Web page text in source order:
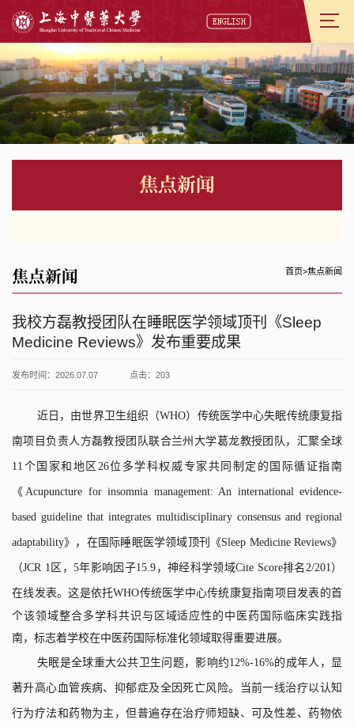
焦点新闻
焦点新闻 首页>焦点新闻
我校方磊教授团队在睡眠医学领域顶刊《Sleep
Medicine Reviews》发布重要成果
发布时间：2026.07.07 点击： 203
近日，由世界卫生组织（WHO）传统医学中心失眠传统康复指
南项目负责人方磊教授团队联合兰州大学葛龙教授团队，汇聚全球
11 个国家和地区 26位多学科权威专家共同制定的国际循证指南
《Acupuncture for insomnia management: An international evidence-
based guideline that integrates multidisciplinary consensus and regional
adaptability》，在国际睡眠医学领域顶刊《Sleep Medicine Reviews》
（JCR 1 区， 5年影响因子15.9 ，神经科学领域Cite Score排名 2/201）
在线发表。这是依托WHO传统医学中心传统康复指南项目发表的首
个该领域整合多学科共识与区域适应性的中医药国际临床实践指
南，标志着学校在中医药国际标准化领域取得重要进展。
失眠是全球重大公共卫生问题，影响约12%-16%的成年人，显
著升高心血管疾病、抑郁症及全因死亡风险。当前一线治疗以认知
行为疗法和药物为主，但普遍存在治疗师短缺、可及性差、药物依